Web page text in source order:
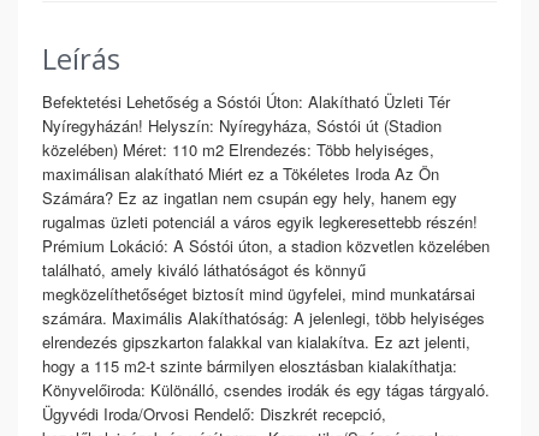
Leírás
Befektetési Lehetőség a Sóstói Úton: Alakítható Üzleti Tér
Nyíregyházán! Helyszín: Nyíregyháza, Sóstói út (Stadion
közelében) Méret: 110 m2 Elrendezés: Több helyiséges,
maximálisan alakítható Miért ez a Tökéletes Iroda Az Ön
Számára? Ez az ingatlan nem csupán egy hely, hanem egy
rugalmas üzleti potenciál a város egyik legkeresettebb részén!
Prémium Lokáció: A Sóstói úton, a stadion közvetlen közelében
található, amely kiváló láthatóságot és könnyű
megközelíthetőséget biztosít mind ügyfelei, mind munkatársai
számára. Maximális Alakíthatóság: A jelenlegi, több helyiséges
elrendezés gipszkarton falakkal van kialakítva. Ez azt jelenti,
hogy a 115 m2-t szinte bármilyen elosztásban kialakíthatja:
Könyvelőiroda: Különálló, csendes irodák és egy tágas tárgyaló.
Ügyvédi Iroda/Orvosi Rendelő: Diszkrét recepció,